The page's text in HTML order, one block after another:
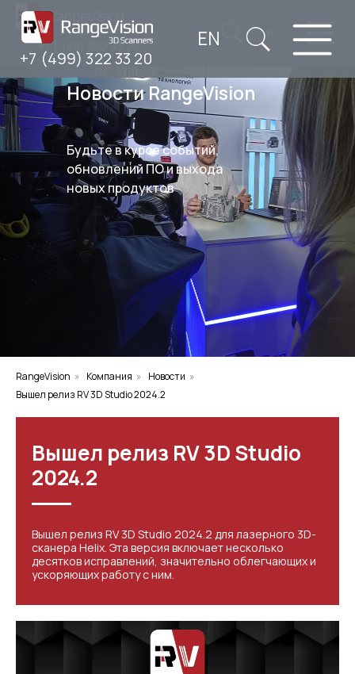
+7 (499) 322 33 20
+7 (499) 322 33 20
EN
Будьте в курсе событий,
обновлений ПО и выхода
новых продуктов
Новости RangeVision
RangeVision » Компания » Новости »
Вышел релиз RV 3D Studio 2024.2
Вышел релиз RV 3D Studio
2024.2
Вышел релиз RV 3D Studio 2024.2 для лазерного 3D-
сканера Helix. Эта версия включает несколько
десятков исправлений, значительно облегчающих и
ускоряющих работу с ним.